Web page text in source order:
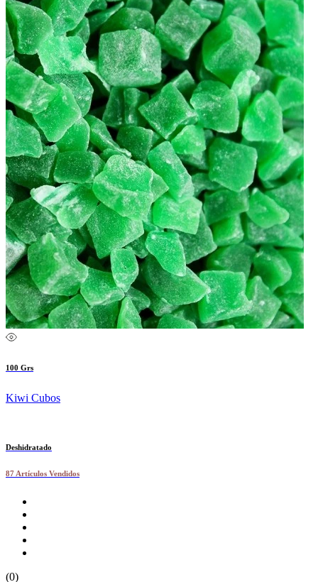
100 Grs
Kiwi Cubos
Deshidratado
87 Artículos Vendidos
(0)